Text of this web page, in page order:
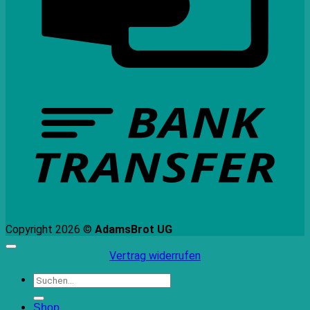
Copyright 2026 © AdamsBrot UG
Vertrag widerrufen
Suchen
nach:
Shop